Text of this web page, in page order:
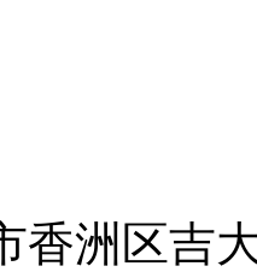
香洲区吉